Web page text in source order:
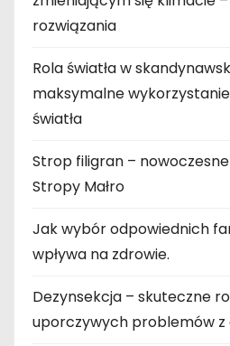
rozwiązania
Rola światła w
maksymalne
światła
Strop filigran –
Stropy Małro
Jak wybór odpowiednich
wpływa na zdrowie.
Dezynsekcja – skuteczne
uporczywych problemów z